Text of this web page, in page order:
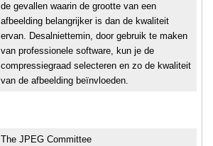
de gevallen waarin de grootte van een
afbeelding belangrijker is dan de kwaliteit
ervan. Desalniettemin, door gebruik te maken
van professionele software, kun je de
compressiegraad selecteren en zo de kwaliteit
van de afbeelding beïnvloeden.
The JPEG Committee